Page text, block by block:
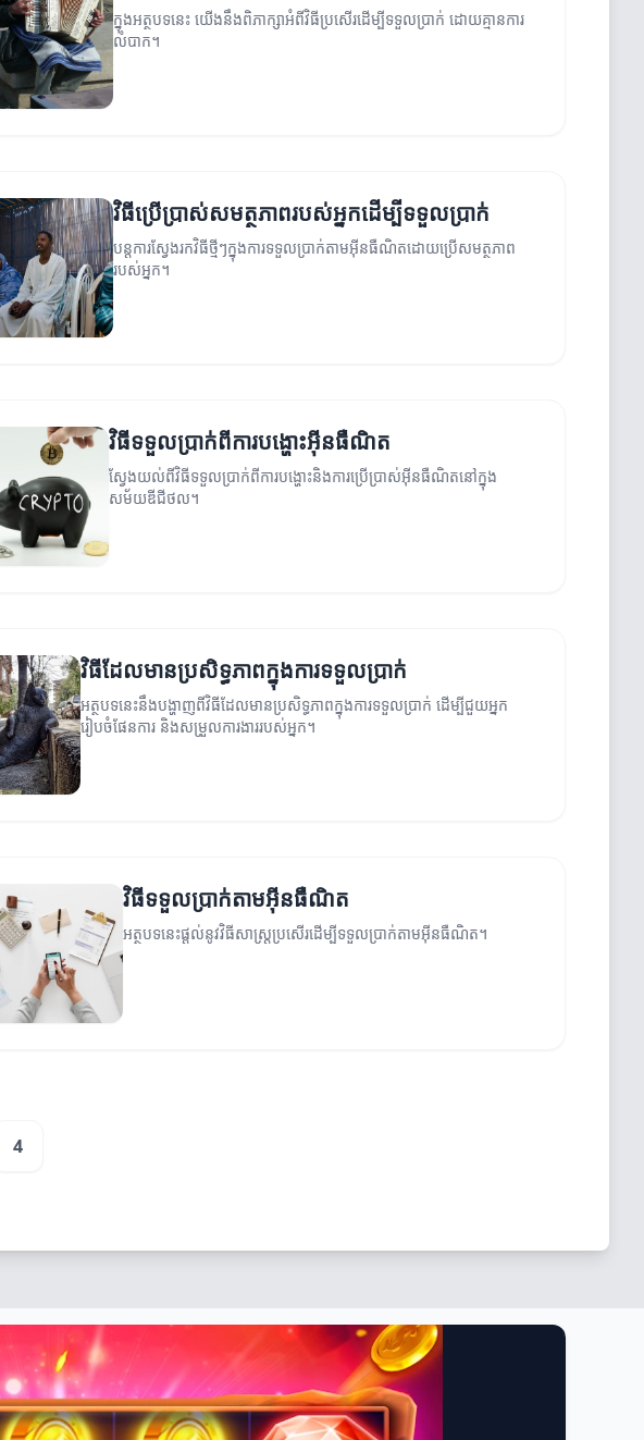
ក្នុងអត្ថបទនេះ យើងនឹងពិភាក្សាអំពីវិធីប្រសើរដើម្បីទទួលប្រាក់ ដោយគ្មានការ
លំបាក។
វិធីប្រើប្រាស់សមត្ថភាពរបស់អ្នកដើម្បីទទួលប្រាក់
បន្តការស្វែងរកវិធីថ្មីៗក្នុងការទទួលប្រាក់តាមអ៊ីនធឺណិតដោយប្រើសមត្ថភាព
របស់អ្នក។
វិធីទទួលប្រាក់ពីការបង្ហោះអ៊ីនធឺណិត
ស្វែងយល់ពីវិធីទទួលប្រាក់ពីការបង្ហោះនិងការប្រើប្រាស់អ៊ីនធឺណិតនៅក្នុង
សម័យឌីជីថល។
វិធីដែលមានប្រសិទ្ធភាពក្នុងការទទួលប្រាក់
អត្ថបទនេះនឹងបង្ហាញពីវិធីដែលមានប្រសិទ្ធភាពក្នុងការទទួលប្រាក់ ដើម្បីជួយអ្នក
រៀបចំផែនការ និងសម្រួលការងាររបស់អ្នក។
វិធីទទួលប្រាក់តាមអ៊ីនធឺណិត
អត្ថបទនេះផ្តល់នូវវិធីសាស្ត្រប្រសើរដើម្បីទទួលប្រាក់តាមអ៊ីនធឺណិត។
4